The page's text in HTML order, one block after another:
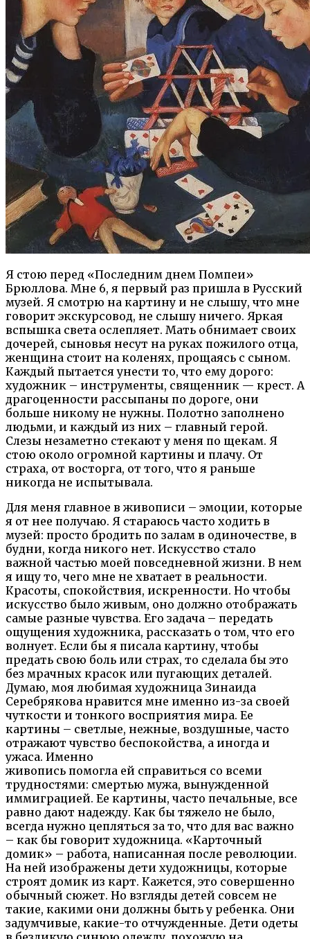
Я стою перед «Последним днем Помпеи»
Брюллова. Мне 6, я первый раз пришла в Русский
музей. Я смотрю на картину и не слышу, что мне
говорит экскурсовод, не слышу ничего. Яркая
вспышка света ослепляет. Мать обнимает своих
дочерей, сыновья несут на руках пожилого отца,
женщина стоит на коленях, прощаясь с сыном.
Каждый пытается унести то, что ему дорого:
художник – инструменты, священник — крест. А
драгоценности рассыпаны по дороге, они
больше никому не нужны. Полотно заполнено
людьми, и каждый из них – главный герой.
Слезы незаметно стекают у меня по щекам. Я
стою около огромной картины и плачу. От
страха, от восторга, от того, что я раньше
никогда не испытывала.
Для меня главное в живописи – эмоции, которые
я от нее получаю. Я стараюсь часто ходить в
музей: просто бродить по залам в одиночестве, в
будни, когда никого нет. Искусство стало
важной частью моей повседневной жизни. В нем
я ищу то, чего мне не хватает в реальности.
Красоты, спокойствия, искренности. Но чтобы
искусство было живым, оно должно отображать
самые разные чувства. Его задача – передать
ощущения художника, рассказать о том, что его
волнует. Если бы я писала картину, чтобы
предать свою боль или страх, то сделала бы это
без мрачных красок или пугающих деталей.
Думаю, моя любимая художница Зинаида
Серебрякова нравится мне именно из-за своей
чуткости и тонкого восприятия мира. Ее
картины – светлые, нежные, воздушные, часто
отражают чувство беспокойства, а иногда и
ужаса. Именно
живопись помогла ей справиться со всеми
трудностями: смертью мужа, вынужденной
иммиграцией. Ее картины, часто печальные, все
равно дают надежду. Как бы тяжело не было,
всегда нужно цепляться за то, что для вас важно
– как бы говорит художница. «Карточный
домик» – работа, написанная после революции.
На ней изображены дети художницы, которые
строят домик из карт. Кажется, это совершенно
обычный сюжет. Но взгляды детей совсем не
такие, какими они должны быть у ребенка. Они
задумчивые, какие-то отчужденные. Дети одеты